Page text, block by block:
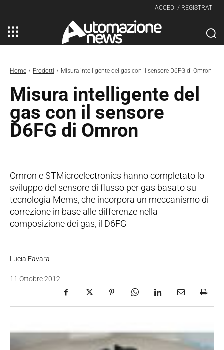
ACCEDI / REGISTRATI
Home Prodotti Misura intelligente del gas con il sensore D6FG di Omron
Misura intelligente del
gas con il sensore
D6FG di Omron
Omron e STMicroelectronics hanno completato lo
sviluppo del sensore di flusso per gas basato su
tecnologia Mems, che incorpora un meccanismo di
correzione in base alle differenze nella
composizione dei gas, il D6FG
Lucia Favara
11 Ottobre 2012